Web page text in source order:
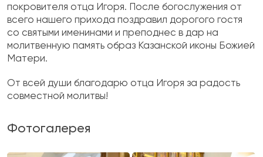
покровителя отца Игоря. После богослужения от
всего нашего прихода поздравил дорогого гостя
со святыми именинами и преподнес в дар на
молитвенную память образ Казанской иконы Божией
Матери.
От всей души благодарю отца Игоря за радость
совместной молитвы!
Фотогалерея